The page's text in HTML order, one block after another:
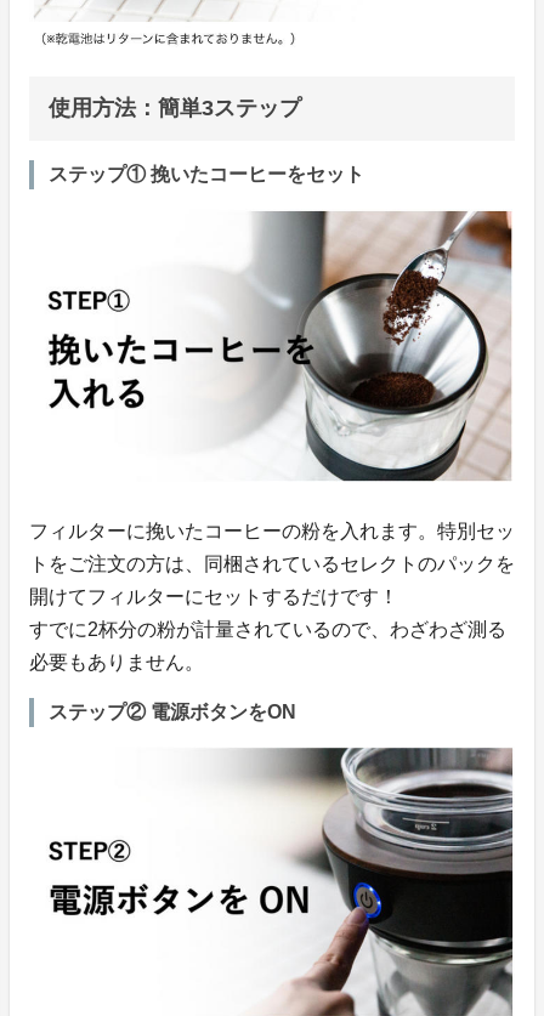
使用方法：簡単3ステップ
ステップ① 挽いたコーヒーをセット
フィルターに挽いたコーヒーの粉を入れます。特別セッ
トをご注文の方は、同梱されているセレクトのパックを
開けてフィルターにセットするだけです！
すでに2杯分の粉が計量されているので、わざわざ測る
必要もありません。
ステップ② 電源ボタンをON